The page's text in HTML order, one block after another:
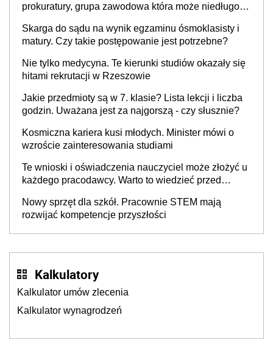
prokuratury, grupa zawodowa która może niedługo
Skarga do sądu na wynik egzaminu ósmoklasisty i
matury. Czy takie postępowanie jest potrzebne?
Nie tylko medycyna. Te kierunki studiów okazały się
hitami rekrutacji w Rzeszowie
Jakie przedmioty są w 7. klasie? Lista lekcji i liczba
godzin. Uważana jest za najgorszą - czy słusznie?
Kosmiczna kariera kusi młodych. Minister mówi o
wzroście zainteresowania studiami
Te wnioski i oświadczenia nauczyciel może złożyć u
każdego pracodawcy. Warto to wiedzieć przed
Nowy sprzęt dla szkół. Pracownie STEM mają
rozwijać kompetencje przyszłości
Kalkulatory
Kalkulator umów zlecenia
Kalkulator wynagrodzeń